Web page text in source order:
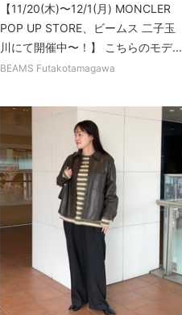
【11/20(木)〜12/1(月) MONCLER
POP UP STORE、ビームス 二子玉
川にて開催中〜！】 こちらのモデ...
BEAMS Futakotamagawa